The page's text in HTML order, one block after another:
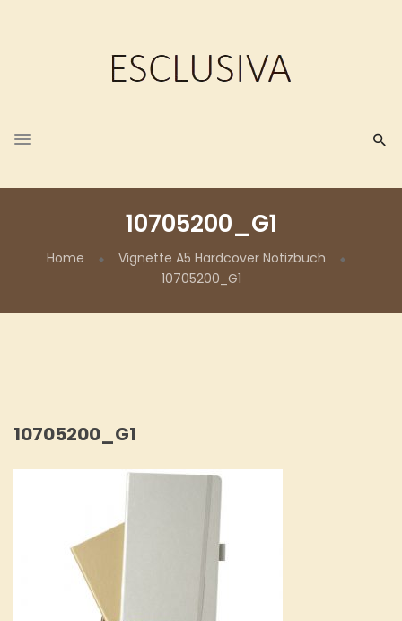
10705200_G1
Home
Vignette A5 Hardcover Notizbuch
10705200_G1
10705200_G1